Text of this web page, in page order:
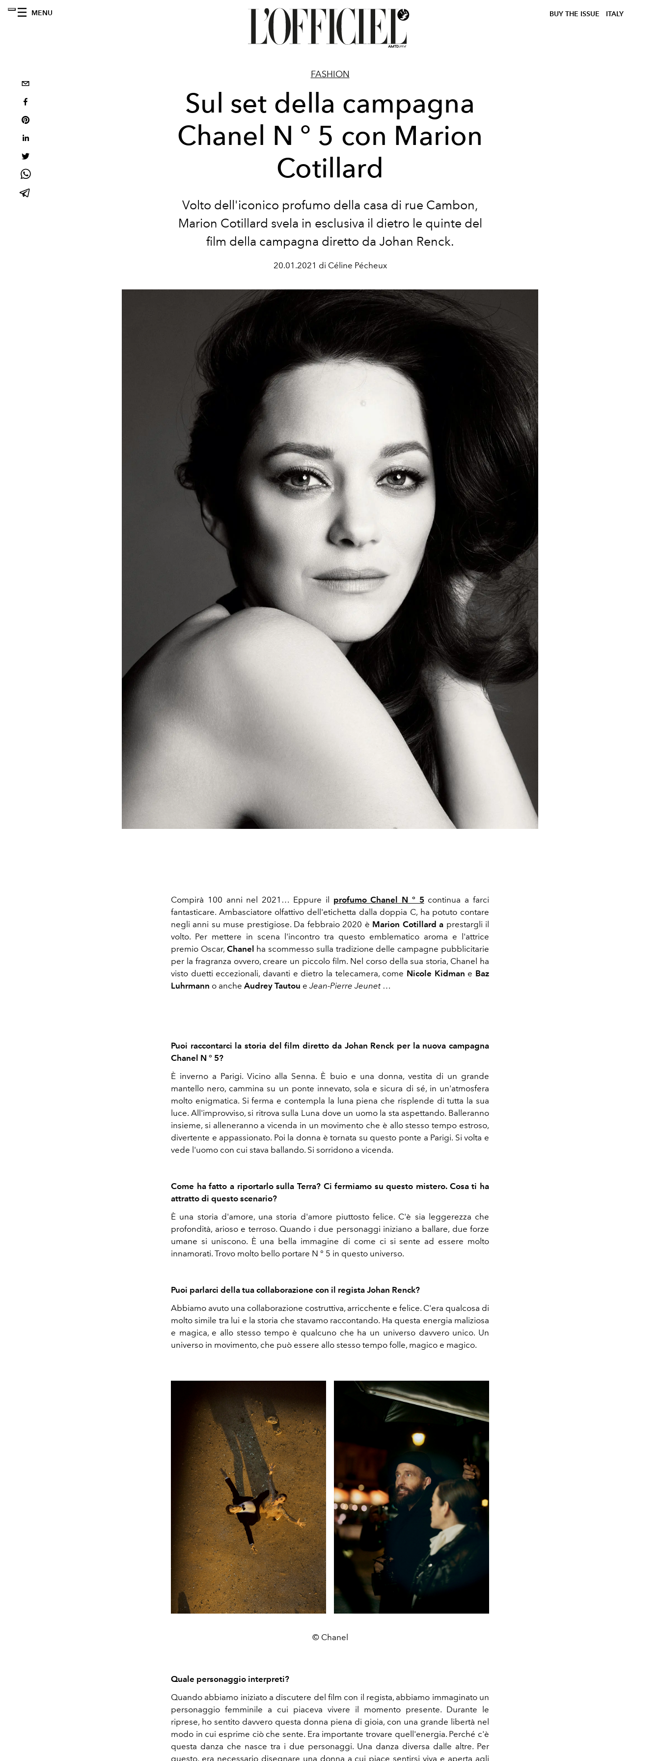
MENU BUY THE ISSUE ITALY
FASHION
Sul set della campagna
Chanel N ° 5 con Marion
Cotillard
Volto dell'iconico profumo della casa di rue Cambon,
Marion Cotillard svela in esclusiva il dietro le quinte del
film della campagna diretto da Johan Renck.
20.01.2021 di Céline Pécheux
Compirà 100 anni nel 2021… Eppure il profumo Chanel N ° 5 continua a farci
fantasticare. Ambasciatore olfattivo dell'etichetta dalla doppia C, ha potuto contare
negli anni su muse prestigiose. Da febbraio 2020 è Marion Cotillard a prestargli il
volto. Per mettere in scena l'incontro tra questo emblematico aroma e l'attrice
premio Oscar, Chanel ha scommesso sulla tradizione delle campagne pubblicitarie
per la fragranza ovvero, creare un piccolo film. Nel corso della sua storia, Chanel ha
visto duetti eccezionali, davanti e dietro la telecamera, come Nicole Kidman e Baz
Luhrmann o anche Audrey Tautou e Jean-Pierre Jeunet…
Puoi raccontarci la storia del film diretto da Johan Renck per la nuova campagna
Chanel N ° 5?
È inverno a Parigi. Vicino alla Senna. È buio e una donna, vestita di un grande
mantello nero, cammina su un ponte innevato, sola e sicura di sé, in un'atmosfera
molto enigmatica. Si ferma e contempla la luna piena che risplende di tutta la sua
luce. All'improvviso, si ritrova sulla Luna dove un uomo la sta aspettando. Balleranno
insieme, si alleneranno a vicenda in un movimento che è allo stesso tempo estroso,
divertente e appassionato. Poi la donna è tornata su questo ponte a Parigi. Si volta e
vede l'uomo con cui stava ballando. Si sorridono a vicenda.
Come ha fatto a riportarlo sulla Terra? Ci fermiamo su questo mistero. Cosa ti ha
attratto di questo scenario?
È una storia d'amore, una storia d'amore piuttosto felice. C'è sia leggerezza che
profondità, arioso e terroso. Quando i due personaggi iniziano a ballare, due forze
umane si uniscono. È una bella immagine di come ci si sente ad essere molto
innamorati. Trovo molto bello portare N ° 5 in questo universo.
Puoi parlarci della tua collaborazione con il regista Johan Renck?
Abbiamo avuto una collaborazione costruttiva, arricchente e felice. C'era qualcosa di
molto simile tra lui e la storia che stavamo raccontando. Ha questa energia maliziosa
e magica, e allo stesso tempo è qualcuno che ha un universo davvero unico. Un
universo in movimento, che può essere allo stesso tempo folle, magico e magico.
© Chanel
Quale personaggio interpreti?
Quando abbiamo iniziato a discutere del film con il regista, abbiamo immaginato un
personaggio femminile a cui piaceva vivere il momento presente. Durante le
riprese, ho sentito davvero questa donna piena di gioia, con una grande libertà nel
modo in cui esprime ciò che sente. Era importante trovare quell'energia. Perché c'è
questa danza che nasce tra i due personaggi. Una danza diversa dalle altre. Per
questo, era necessario disegnare una donna a cui piace sentirsi viva e aperta agli